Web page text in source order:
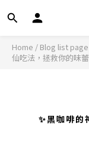
Home / Blog list page
仙吃法，拯救你的味蕾
✨黑咖啡的